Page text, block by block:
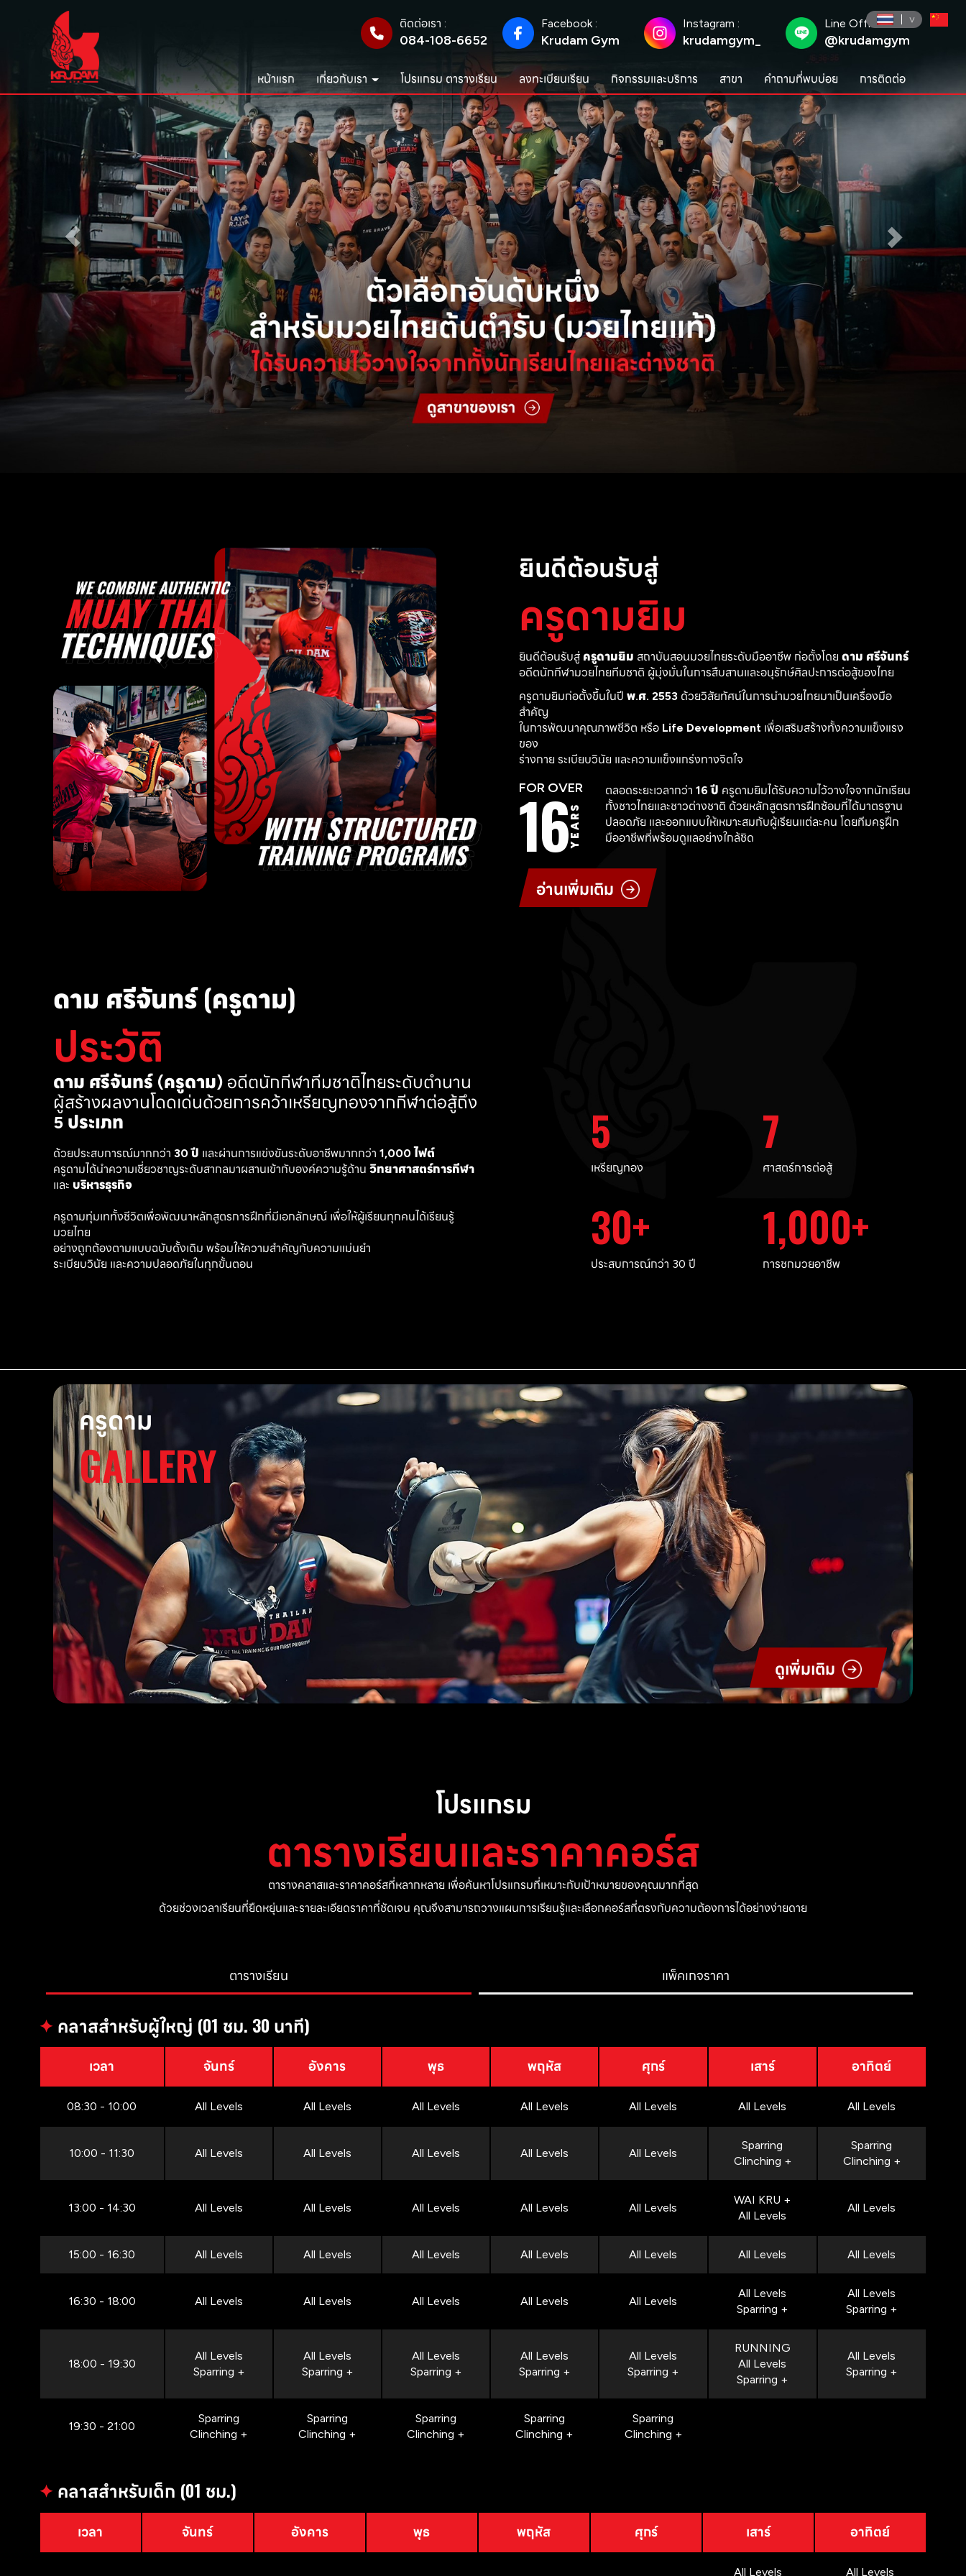
ติดต่อเรา :
084-108-6652
Facebook :
Krudam Gym
Instagram :
krudamgym_
Line Official :
@krudamgym
หน้าแรก เกี่ยวกับเรา โปรแกรม ตารางเรียน ลงทะเบียนเรียน กิจกรรมและบริการ สาขา คำถามที่พบบ่อย การติดต่อ
ยินดีต้อนรับสู่
ครูดามยิม
ยินดีต้อนรับสู่ ครูดามยิม สถาบันสอนมวยไทยระดับมืออาชีพ ก่อตั้งโดย ดาม ศรีจันทร์
อดีตนักกีฬามวยไทยทีมชาติ ผู้มุ่งมั่นในการสืบสานและอนุรักษ์ศิลปะการต่อสู้ของไทย
ครูดามยิมก่อตั้งขึ้นในปี พ.ศ. 2553 ด้วยวิสัยทัศน์ในการนำมวยไทยมาเป็นเครื่องมือ
สำคัญ
ในการพัฒนาคุณภาพชีวิต หรือ Life Development เพื่อเสริมสร้างทั้งความแข็งแรง
ของ
ร่างกาย ระเบียบวินัย และความแข็งแกร่งทางจิตใจ
FOR OVER
16YEARS
ตลอดระยะเวลากว่า 16 ปี ครูดามยิมได้รับความไว้วางใจจากนักเรียน
ทั้งชาวไทยและชาวต่างชาติ ด้วยหลักสูตรการฝึกซ้อมที่ได้มาตรฐาน
ปลอดภัย และออกแบบให้เหมาะสมกับผู้เรียนแต่ละคน โดยทีมครูฝึก
มืออาชีพที่พร้อมดูแลอย่างใกล้ชิด
อ่านเพิ่มเติม
ดาม ศรีจันทร์ (ครูดาม)
ประวัติ
ดาม ศรีจันทร์ (ครูดาม) อดีตนักกีฬาทีมชาติไทยระดับตำนาน
ผู้สร้างผลงานโดดเด่นด้วยการคว้าเหรียญทองจากกีฬาต่อสู้ถึง
5 ประเภท
ด้วยประสบการณ์มากกว่า 30 ปี และผ่านการแข่งขันระดับอาชีพมากกว่า 1,000 ไฟต์
ครูดามได้นำความเชี่ยวชาญระดับสากลมาผสานเข้ากับองค์ความรู้ด้าน วิทยาศาสตร์การกีฬา
และ บริหารธุรกิจ
ครูดามทุ่มเททั้งชีวิตเพื่อพัฒนาหลักสูตรการฝึกที่มีเอกลักษณ์ เพื่อให้ผู้เรียนทุกคนได้เรียนรู้
มวยไทย
อย่างถูกต้องตามแบบฉบับดั้งเดิม พร้อมให้ความสำคัญกับความแม่นยำ
ระเบียบวินัย และความปลอดภัยในทุกขั้นตอน
5
เหรียญทอง
7
ศาสตร์การต่อสู้
30
ประสบการณ์กว่า 30 ปี
1,000
การชกมวยอาชีพ
ครูดาม
GALLERY
ดูเพิ่มเติม
โปรแกรม
ตารางเรียนและราคาคอร์ส
ตารางคลาสและราคาคอร์สที่หลากหลาย เพื่อค้นหาโปรแกรมที่เหมาะกับเป้าหมายของคุณมากที่สุด
ด้วยช่วงเวลาเรียนที่ยืดหยุ่นและรายละเอียดราคาที่ชัดเจน คุณจึงสามารถวางแผนการเรียนรู้และเลือกคอร์สที่ตรงกับความต้องการได้อย่างง่ายดาย
ตารางเรียน แพ็คเกจราคา
✦คลาสสำหรับผู้ใหญ่ (01 ชม. 30 นาที)
เวลา จันทร์ อังคาร พุธ พฤหัส ศุกร์ เสาร์ อาทิตย์
08:30 - 10:00 All Levels All Levels All Levels All Levels All Levels All Levels All Levels
10:00 - 11:30 All Levels All Levels All Levels All Levels All Levels
Sparring
Clinching +
Sparring
Clinching +
13:00 - 14:30 All Levels All Levels All Levels All Levels All Levels
WAI KRU +
All Levels
All Levels
15:00 - 16:30 All Levels All Levels All Levels All Levels All Levels All Levels All Levels
16:30 - 18:00 All Levels All Levels All Levels All Levels All Levels
All Levels
Sparring +
All Levels
Sparring +
18:00 - 19:30
All Levels
Sparring +
All Levels
Sparring +
All Levels
Sparring +
All Levels
Sparring +
All Levels
Sparring +
RUNNING
All Levels
Sparring +
All Levels
Sparring +
19:30 - 21:00
Sparring
Clinching +
Sparring
Clinching +
Sparring
Clinching +
Sparring
Clinching +
Sparring
Clinching +
✦คลาสสำหรับเด็ก (01 ชม.)
เวลา จันทร์ อังคาร พุธ พฤหัส ศุกร์ เสาร์ อาทิตย์
All Levels All Levels